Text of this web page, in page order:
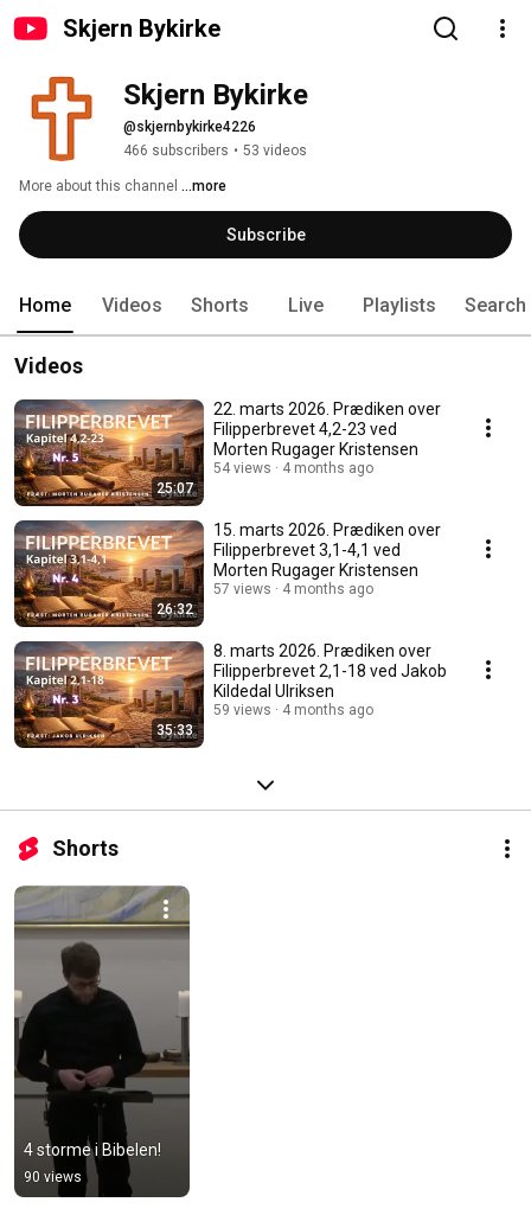
Skjern Bykirke
Skjern Bykirke
@skjernbykirke4226
466 subscribers • 53 videos
More about this channel ...more
Subscribe
Home Videos Shorts Live Playlists Search
Videos
25:07
22. marts 2026. Prædiken over
Filipperbrevet 4,2-23 ved
Morten Rugager Kristensen
54 views 4 months ago
26:32
15. marts 2026. Prædiken over
Filipperbrevet 3,1-4,1 ved
Morten Rugager Kristensen
57 views 4 months ago
35:33
8. marts 2026. Prædiken over
Filipperbrevet 2,1-18 ved Jakob
Kildedal Ulriksen
59 views 4 months ago
Shorts
4 storme i Bibelen!
90 views